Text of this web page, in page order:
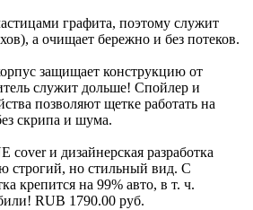
графита, поэтому служит
а очищает бережно и без потеков.
защищает конструкцию от
служит дольше! Спойлер и
позволяют щетке работать на
скрипа и шума.
cover и дизайнерская разработка
строгий, но стильный вид. С
крепится на 99% авто, в т. ч.
RUB 1790.00 руб.